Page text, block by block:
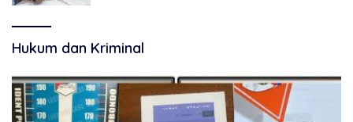
Hukum dan Kriminal